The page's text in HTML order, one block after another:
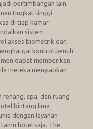
pertimbangan lain.
tingkat tinggi
di tiap kamar.
sistem
akses biometrik dan
kontrol penuh
dapat memberikan
mereka menyiapkan
renang, spa, dan ruang
bintang lima
dengan layanan
hotel saja. The